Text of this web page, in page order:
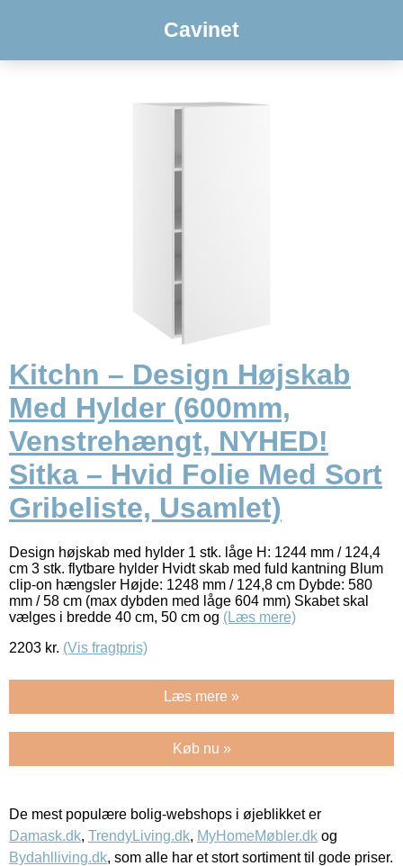
Cavinet
Kitchn – Design Højskab
Med Hylder (600mm,
Venstrehængt, NYHED!
Sitka – Hvid Folie Med Sort
Gribeliste, Usamlet)
Design højskab med hylder 1 stk. låge H: 1244 mm / 124,4
cm 3 stk. flytbare hylder Hvidt skab med fuld kantning Blum
clip-on hængsler Højde: 1248 mm / 124,8 cm Dybde: 580
mm / 58 cm (max dybden med låge 604 mm) Skabet skal
vælges i bredde 40 cm, 50 cm og (Læs mere)
2203 kr. (Vis fragtpris)
Læs mere »
Køb nu »
De mest populære bolig-webshops i øjeblikket er
Damask.dk, TrendyLiving.dk, MyHomeMøbler.dk og
Bydahlliving.dk, som alle har et stort sortiment til gode priser.